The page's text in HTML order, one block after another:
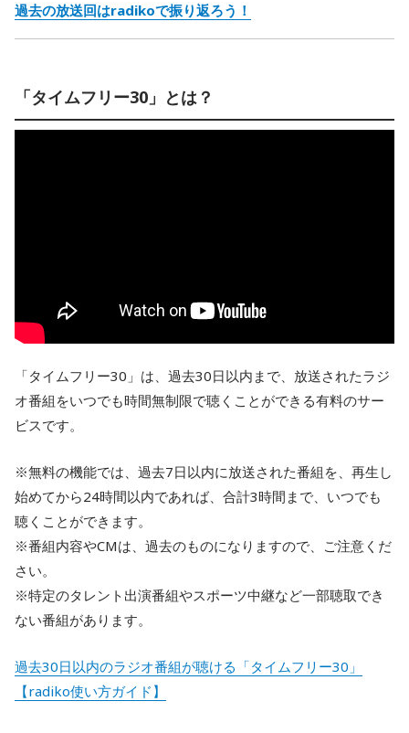
過去の放送回はradikoで振り返ろう！
「タイムフリー30」とは？
「タイムフリー30」は、過去30日以内まで、放送されたラジ
オ番組をいつでも時間無制限で聴くことができる有料のサー
ビスです。
※無料の機能では、過去7日以内に放送された番組を、再生し
始めてから24時間以内であれば、合計3時間まで、いつでも
聴くことができます。
※番組内容やCMは、過去のものになりますので、ご注意くだ
さい。
※特定のタレント出演番組やスポーツ中継など一部聴取でき
ない番組があります。
過去30日以内のラジオ番組が聴ける「タイムフリー30」
【radiko使い方ガイド】